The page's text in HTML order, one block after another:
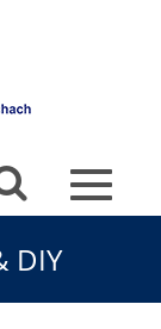
Toggle
DIY